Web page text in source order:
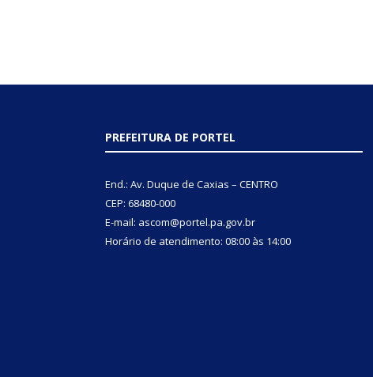
PREFEITURA DE PORTEL
End.: Av. Duque de Caxias – CENTRO
CEP: 68480-000
E-mail: ascom@portel.pa.gov.br
Horário de atendimento: 08:00 às 14:00